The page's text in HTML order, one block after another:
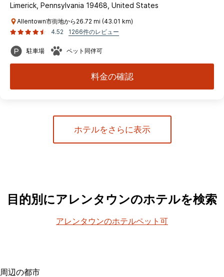
Limerick, Pennsylvania 19468, United States
Allentown市街地から26.72 mi (43.01 km)
4.52
1266件のレビュー
駐車場 ペット同伴可
料金の確認
ホテルをさらに表示
目的別にアレンタウンのホテルを検索
アレンタウンのホテルペット可
周辺の都市